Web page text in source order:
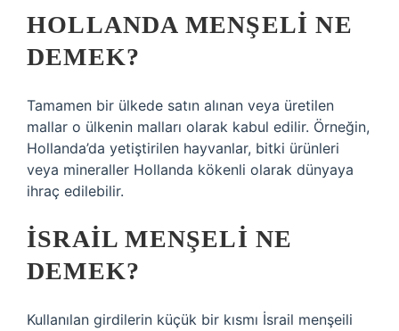
HOLLANDA MENŞELI NE
DEMEK?
Tamamen bir ülkede satın alınan veya üretilen
mallar o ülkenin malları olarak kabul edilir. Örneğin,
Hollanda’da yetiştirilen hayvanlar, bitki ürünleri
veya mineraller Hollanda kökenli olarak dünyaya
ihraç edilebilir.
İSRAIL MENŞELI NE
DEMEK?
Kullanılan girdilerin küçük bir kısmı İsrail menşeili